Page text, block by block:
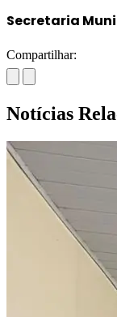
Secretaria
Compartilhar:
Notícias